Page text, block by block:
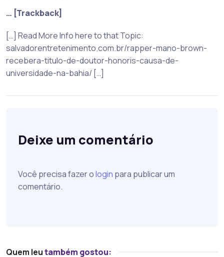
… [Trackback]
[…] Read More Info here to that Topic:
salvadorentretenimento.com.br/rapper-mano-brown-
recebera-titulo-de-doutor-honoris-causa-de-
universidade-na-bahia/ […]
Deixe um comentário
Você precisa fazer ologin para publicar um
comentário.
Quem leutambém gostou: